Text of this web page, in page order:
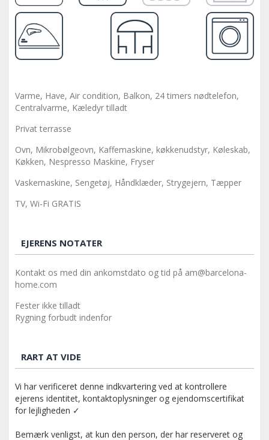
Varme, Have, Air condition, Balkon, 24 timers nødtelefon,
Centralvarme, Kæledyr tilladt
Privat terrasse
Ovn, Mikrobølgeovn, Kaffemaskine, køkkenudstyr, Køleskab,
Køkken, Nespresso Maskine, Fryser
Vaskemaskine, Sengetøj, Håndklæder, Strygejern, Tæpper
TV, Wi-Fi GRATIS
EJERENS NOTATER
Kontakt os med din ankomstdato og tid på am@barcelona-
home.com
Fester ikke tilladt
Rygning forbudt indenfor
RART AT VIDE
Vi har verificeret denne indkvartering ved at kontrollere
ejerens identitet, kontaktoplysninger og ejendomscertifikat
for lejligheden ✓
Bemærk venligst, at kun den person, der har reserveret og